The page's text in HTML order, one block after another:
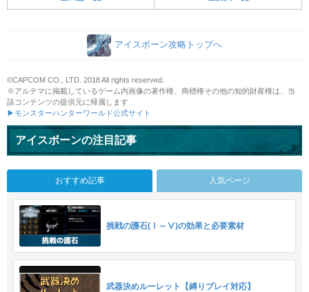
アイスボーン攻略トップへ
©CAPCOM CO., LTD. 2018 All rights reserved.
※アルテマに掲載しているゲーム内画像の著作権、商標権その他の知的財産権は、当
該コンテンツの提供元に帰属します
▶モンスターハンターワールド公式サイト
アイスボーンの注目記事
おすすめ記事 人気ページ
挑戦の護石(Ⅰ～Ⅴ)の効果と必要素材
武器決めルーレット【縛りプレイ対応】